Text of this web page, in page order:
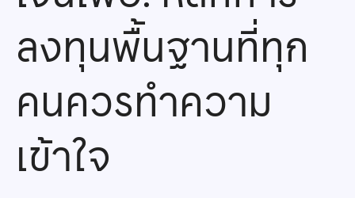
ลงทุนพื้นฐานที่ทุก
คนควรทำความ
เข้าใจ